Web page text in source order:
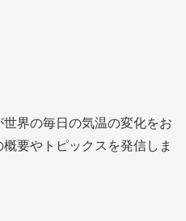
界の毎日の気温の変化をお
要やトピックスを発信しま